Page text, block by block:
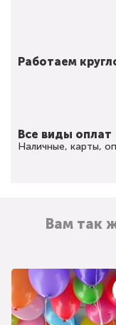
Работаем
Все виды оплат
Наличные, карты,
Вам так